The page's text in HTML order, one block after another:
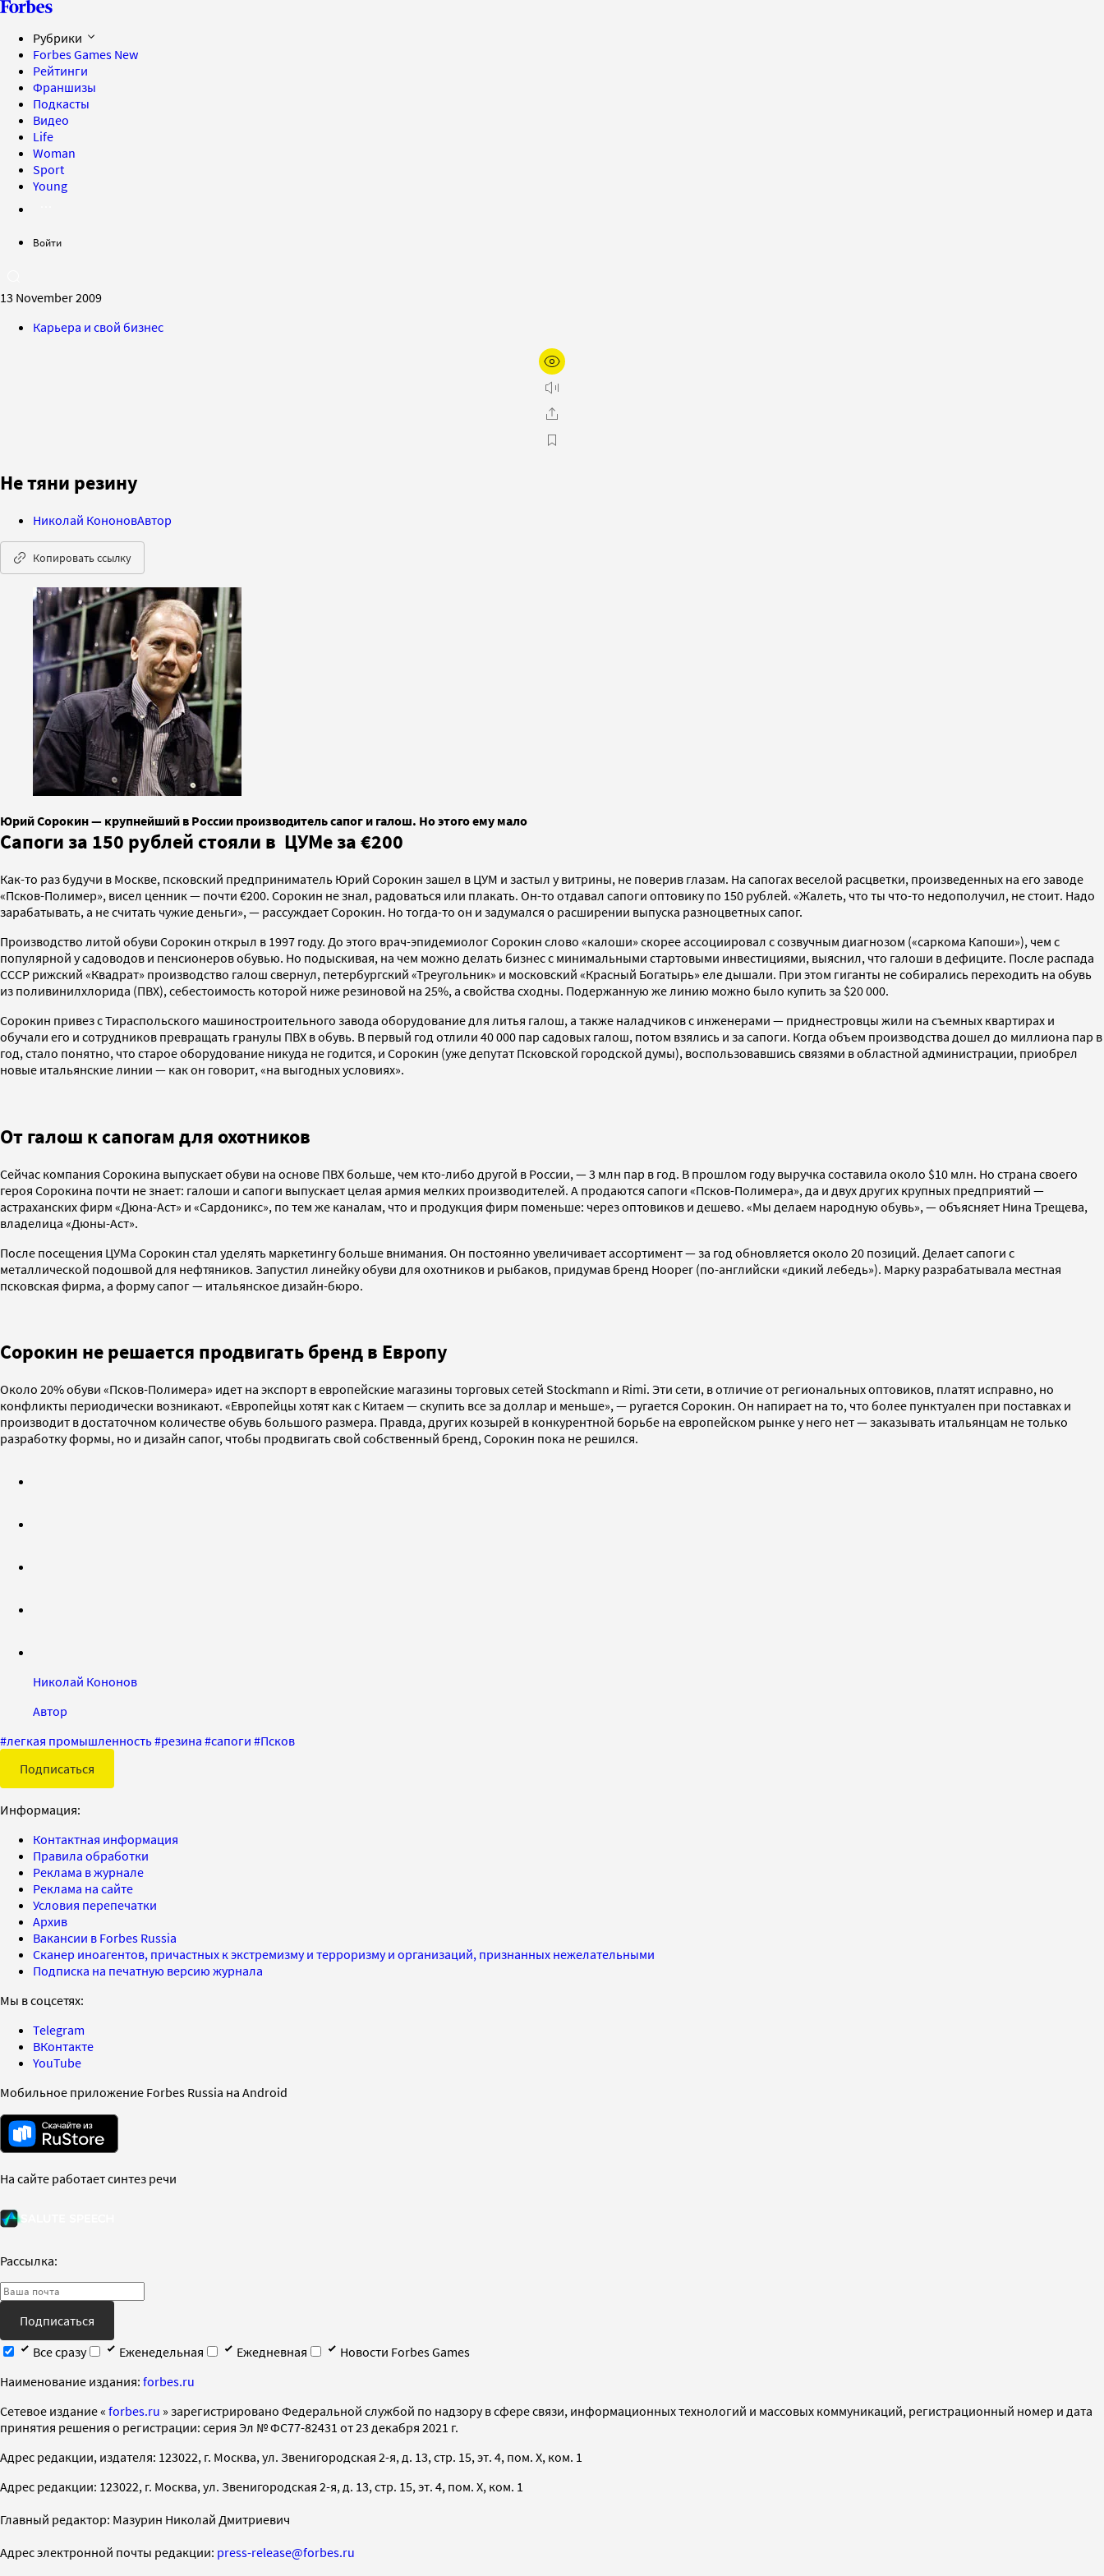
Рубрики
Forbes Games New
Рейтинги
Франшизы
Подкасты
Видео
Life
Woman
Sport
Young
Войти
13 November 2009
Карьера и свой бизнес
Не тяни резину
Николай КононовАвтор
Копировать ссылку
Юрий Сорокин — крупнейший в России производитель сапог и галош. Но этого ему мало
Сапоги за 150 рублей стояли в ЦУМе за €200
Как-то раз будучи в Москве, псковский предприниматель Юрий Сорокин зашел в ЦУМ и застыл у витрины, не поверив глазам. На сапогах веселой расцветки, произведенных на его заводе
«Псков-Полимер», висел ценник — почти €200. Сорокин не знал, радоваться или плакать. Он-то отдавал сапоги оптовику по 150 рублей. «Жалеть, что ты что-то недополучил, не стоит. Надо
зарабатывать, а не считать чужие деньги», — рассуждает Сорокин. Но тогда-то он и задумался о расширении выпуска разноцветных сапог.
Производство литой обуви Сорокин открыл в 1997 году. До этого врач-эпидемиолог Сорокин слово «калоши» скорее ассоциировал с созвучным диагнозом («саркома Капоши»), чем с
популярной у садоводов и пенсионеров обувью. Но подыскивая, на чем можно делать бизнес с минимальными стартовыми инвестициями, выяснил, что галоши в дефиците. После распада
СССР рижский «Квадрат» производство галош свернул, петербургский «Треугольник» и московский «Красный Богатырь» еле дышали. При этом гиганты не собирались переходить на обувь
из поливинилхлорида (ПВХ), себестоимость которой ниже резиновой на 25%, а свойства сходны. Подержанную же линию можно было купить за $20 000.
Сорокин привез с Тираспольского машиностроительного завода оборудование для литья галош, а также наладчиков с инженерами — приднестровцы жили на съемных квартирах и
обучали его и сотрудников превращать гранулы ПВХ в обувь. В первый год отлили 40 000 пар садовых галош, потом взялись и за сапоги. Когда объем производства дошел до миллиона пар в
год, стало понятно, что старое оборудование никуда не годится, и Сорокин (уже депутат Псковской городской думы), воспользовавшись связями в областной администрации, приобрел
новые итальянские линии — как он говорит, «на выгодных условиях».
От галош к сапогам для охотников
Сейчас компания Сорокина выпускает обуви на основе ПВХ больше, чем кто-либо другой в России, — 3 млн пар в год. В прошлом году выручка составила около $10 млн. Но страна своего
героя Сорокина почти не знает: галоши и сапоги выпускает целая армия мелких производителей. А продаются сапоги «Псков-Полимера», да и двух других крупных предприятий —
астраханских фирм «Дюна-Аст» и «Сардоникс», по тем же каналам, что и продукция фирм поменьше: через оптовиков и дешево. «Мы делаем народную обувь», — объясняет Нина Трещева,
владелица «Дюны-Аст».
После посещения ЦУМа Сорокин стал уделять маркетингу больше внимания. Он постоянно увеличивает ассортимент — за год обновляется около 20 позиций. Делает сапоги с
металлической подошвой для нефтяников. Запустил линейку обуви для охотников и рыбаков, придумав бренд Hooper (по-английски «дикий лебедь»). Марку разрабатывала местная
псковская фирма, а форму сапог — итальянское дизайн-бюро.
Сорокин не решается продвигать бренд в Европу
Около 20% обуви «Псков-Полимера» идет на экспорт в европейские магазины торговых сетей Stockmann и Rimi. Эти сети, в отличие от региональных оптовиков, платят исправно, но
конфликты периодически возникают. «Европейцы хотят как с Китаем — скупить все за доллар и меньше», — ругается Сорокин. Он напирает на то, что более пунктуален при поставках и
производит в достаточном количестве обувь большого размера. Правда, других козырей в конкурентной борьбе на европейском рынке у него нет — заказывать итальянцам не только
разработку формы, но и дизайн сапог, чтобы продвигать свой собственный бренд, Сорокин пока не решился.
Николай Кононов
Автор
#легкая промышленность#резина #сапоги #Псков
Подписаться
Информация:
Контактная информация
Правила обработки
Реклама в журнале
Реклама на сайте
Условия перепечатки
Архив
Вакансии в Forbes Russia
Сканер иноагентов, причастных к экстремизму и терроризму и организаций, признанных нежелательными
Подписка на печатную версию журнала
Мы в соцсетях:
Telegram
ВКонтакте
YouTube
Мобильное приложение Forbes Russia на Android
На сайте работает синтез речи
Рассылка:
Подписаться
Все сразу
Еженедельная Ежедневная
Новости Forbes Games
Наименование издания: forbes.ru
Cетевое издание « forbes.ru » зарегистрировано Федеральной службой по надзору в сфере связи, информационных технологий и массовых коммуникаций, регистрационный номер и дата
принятия решения о регистрации: серия Эл № ФС77-82431 от 23 декабря 2021 г.
Адрес редакции, издателя: 123022, г. Москва, ул. Звенигородская 2-я, д. 13, стр. 15, эт. 4, пом. X, ком. 1
Адрес редакции: 123022, г. Москва, ул. Звенигородская 2-я, д. 13, стр. 15, эт. 4, пом. X, ком. 1
Главный редактор: Мазурин Николай Дмитриевич
Адрес электронной почты редакции: press-release@forbes.ru